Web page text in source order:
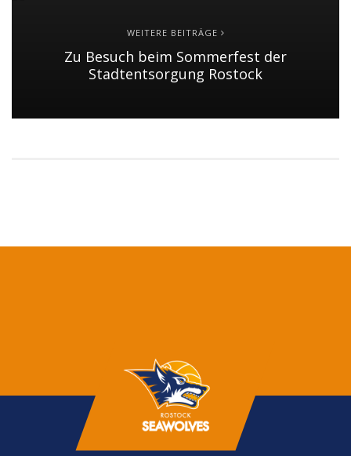
WEITERE BEITRÄGE
Zu Besuch beim Sommerfest der
Stadtentsorgung Rostock